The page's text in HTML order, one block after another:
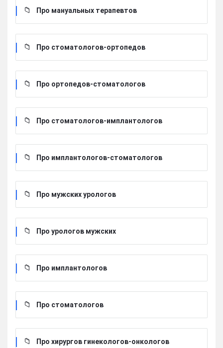
Про мануальных терапевтов
Про стоматологов-ортопедов
Про ортопедов-стоматологов
Про стоматологов-имплантологов
Про имплантологов-стоматологов
Про мужских урологов
Про урологов мужских
Про имплантологов
Про стоматологов
Про хирургов гинекологов-онкологов